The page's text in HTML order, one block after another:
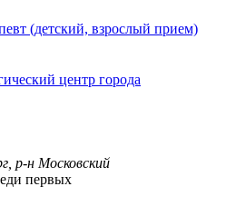
(детский, взрослый прием)
центр города
р-н Московский
первых